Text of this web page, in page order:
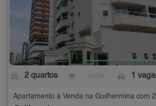
2 quartos 1 vaga
Apartamento à Venda na Guilhermina com